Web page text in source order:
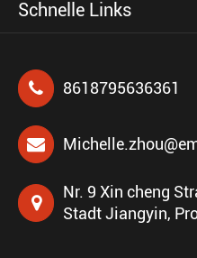
Schnelle Links
8618795636361
Nr. 9 Xin cheng
Stadt Jiangyin,